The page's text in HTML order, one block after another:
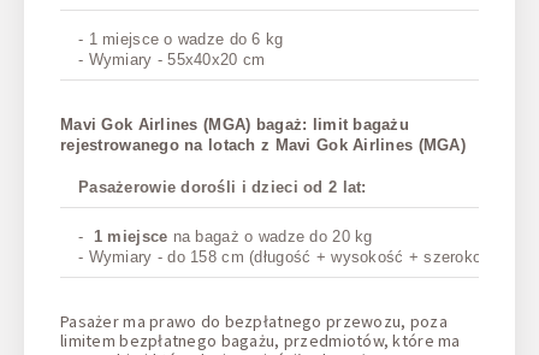
- 1 miejsce o wadze do 6 kg
- Wymiary - 55x40x20 cm
Mavi Gok Airlines (MGA) bagaż: limit bagażu
rejestrowanego na lotach z Mavi Gok Airlines (MGA)
Pasażerowie dorośli i dzieci od 2 lat:
- 1 miejsce na bagaż o wadze do 20 kg
- Wymiary - do 158 cm (długość + wysokość + szerokość)
Pasażer ma prawo do bezpłatnego przewozu, poza
limitem bezpłatnego bagażu, przedmiotów, które ma